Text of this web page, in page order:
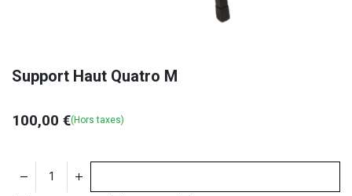
Support Haut Quatro M
100,00 €(Hors taxes)